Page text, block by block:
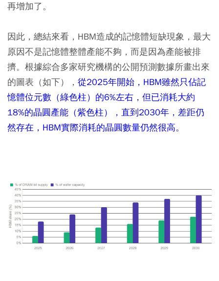
再增加了。
因此，總結來看，HBM造成的記憶體短缺現象，最大
原因不是記憶體整體產能不夠，而是因為產能被排
擠。根據綜合多家研究機構的公開預測數據所畫出來
的圖表（如下）， 從2025年開始，HBM雖然只佔記
憶體位元數（綠色柱）的6%左右，但已消耗大約
18%的晶圓產能（紫色柱），直到2030年，差距仍
然存在，HBM實際消耗的晶圓數量仍然很高。